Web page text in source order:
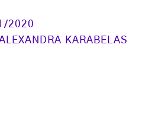
2020
KARABELAS